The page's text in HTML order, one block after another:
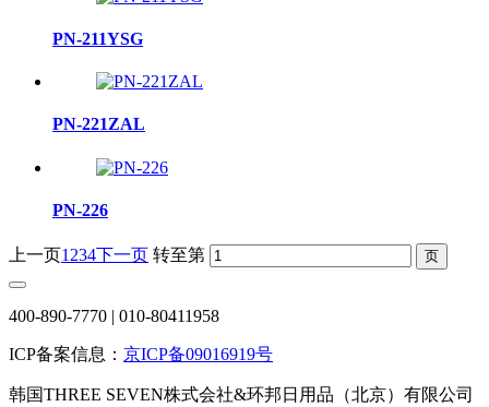
PN-211YSG
PN-221ZAL
PN-226
上一页1 234下一页 转至第
400-890-7770 | 010-80411958
ICP备案信息： 京ICP备09016919号
韩国THREE SEVEN株式会社&环邦日用品（北京）有限公司